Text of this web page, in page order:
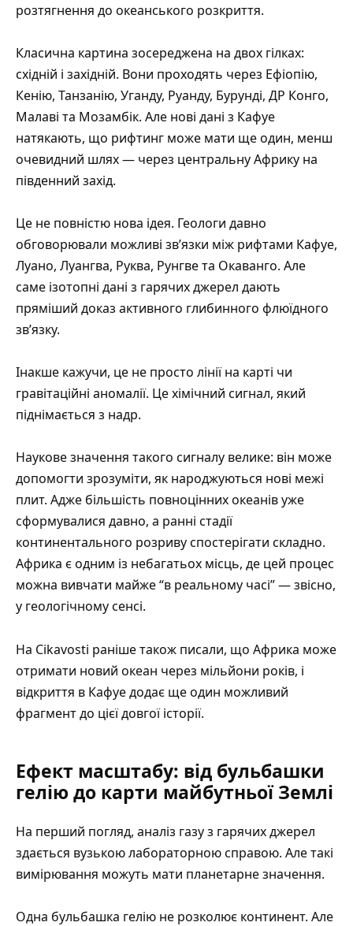
розтягнення до океанського розкриття.
Класична картина зосереджена на двох гілках:
східній і західній. Вони проходять через Ефіопію,
Кенію, Танзанію, Уганду, Руанду, Бурунді, ДР Конго,
Малаві та Мозамбік. Але нові дані з Кафуе
натякають, що рифтинг може мати ще один, менш
очевидний шлях — через центральну Африку на
південний захід.
Це не повністю нова ідея. Геологи давно
обговорювали можливі зв’язки між рифтами Кафуе,
Луано, Луангва, Руква, Рунгве та Окаванго. Але
саме ізотопні дані з гарячих джерел дають
пряміший доказ активного глибинного флюїдного
зв’язку.
Інакше кажучи, це не просто лінії на карті чи
гравітаційні аномалії. Це хімічний сигнал, який
піднімається з надр.
Наукове значення такого сигналу велике: він може
допомогти зрозуміти, як народжуються нові межі
плит. Адже більшість повноцінних океанів уже
сформувалися давно, а ранні стадії
континентального розриву спостерігати складно.
Африка є одним із небагатьох місць, де цей процес
можна вивчати майже “в реальному часі” — звісно,
у геологічному сенсі.
На Cikavosti раніше також писали, що Африка може
отримати новий океан через мільйони років, і
відкриття в Кафуе додає ще один можливий
фрагмент до цієї довгої історії.
Ефект масштабу: від бульбашки
гелію до карти майбутньої Землі
На перший погляд, аналіз газу з гарячих джерел
здається вузькою лабораторною справою. Але такі
вимірювання можуть мати планетарне значення.
Одна бульбашка гелію не розколює континент. Але